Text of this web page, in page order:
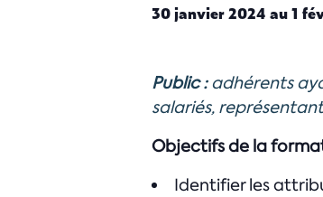
30 janvier 2024 au1
Public :adhérents
salariés,
Objectifs de la
Identifier les